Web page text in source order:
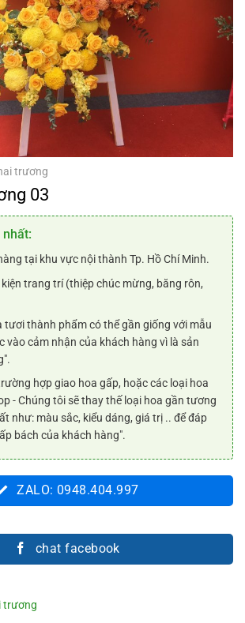
trương
03
nhất:
tại khu vực nội thành Tp. Hồ Chí Minh.
trang trí (thiệp chúc mừng, băng rôn,
tươi thành phẩm có thể gần giống với mẫu
vào cảm nhận của khách hàng vì là sản
hợp giao hoa gấp, hoặc các loại hoa
- Chúng tôi sẽ thay thế loại hoa gần tương
như: màu sắc, kiểu dáng, giá trị .. để đáp
bách của khách hàng".
ZALO: 0948.404.997
chat facebook
trương